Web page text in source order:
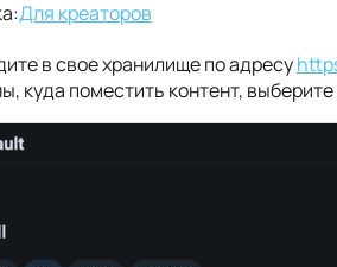
Для креаторов
в свое хранилище по адресу
куда поместить контент, выберите